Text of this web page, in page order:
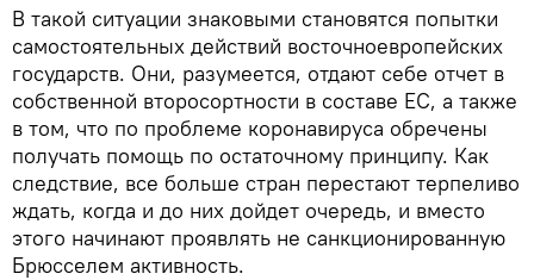
В такой ситуации знаковыми становятся попытки
самостоятельных действий восточноевропейских
государств. Они, разумеется, отдают себе отчет в
собственной второсортности в составе ЕС, а также
в том, что по проблеме коронавируса обречены
получать помощь по остаточному принципу. Как
следствие, все больше стран перестают терпеливо
ждать, когда и до них дойдет очередь, и вместо
этого начинают проявлять не санкционированную
Брюсселем активность.